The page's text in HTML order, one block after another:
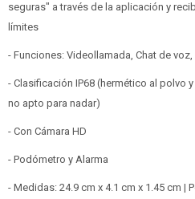
seguras" a través de la aplicación y
límites
- Funciones: Videollamada, Chat de
- Clasificación IP68 (hermético al polvo
no apto para nadar)
- Con Cámara HD
- Podómetro y Alarma
- Medidas: 24.9 cm x 4.1 cm x 1.45 cm |